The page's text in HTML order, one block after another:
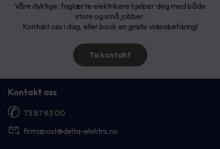
Våre dyktige, faglærte elektrikere hjelper deg med både
store og små jobber.
Kontakt oss i dag, eller book en gratis videobefaring!
Ta kontakt
Kontakt oss
73 87 83 00
firmapost@delta-elektro.no